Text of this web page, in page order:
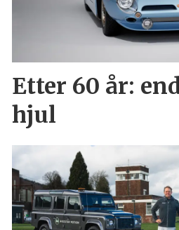
Etter 60 år:
hjul